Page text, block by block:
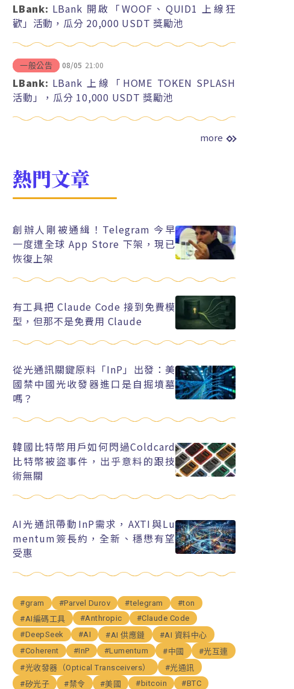
LBank: LBank 開啟「WOOF、QUID1 上線狂
歡」活動，瓜分 20,000 USDT 獎勵池
一般公告 08/05 21:00
LBank: LBank 上線「HOME TOKEN SPLASH
活動」，瓜分 10,000 USDT 獎勵池
more
熱門文章
創辦人剛被通緝！Telegram 今早
一度遭全球 App Store 下架，現已
恢復上架
有工具把 Claude Code 接到免費模
型，但那不是免費用 Claude
從光通訊關鍵原料「InP」出發：美
國禁中國光收發器進口是自掘墳墓
嗎？
韓國比特幣用戶如何閃過Coldcard
比特幣被盜事件，出乎意料的跟技
術無關
AI光通訊帶動InP需求，AXTI與Lu
mentum簽長約，全新、穩懋有望
受惠
#gram #Parvel Durov #telegram
#ton
#AI編碼工具
#Anthropic
#Claude Code
#DeepSeek
#AI #AI 供應鏈
#AI 資料中心
#Coherent
#InP #Lumentum #中國
#光互連
#光收發器（Optical Transceivers）
#光通訊
#矽光子
#禁令 #美國 #bitcoin
#BTC